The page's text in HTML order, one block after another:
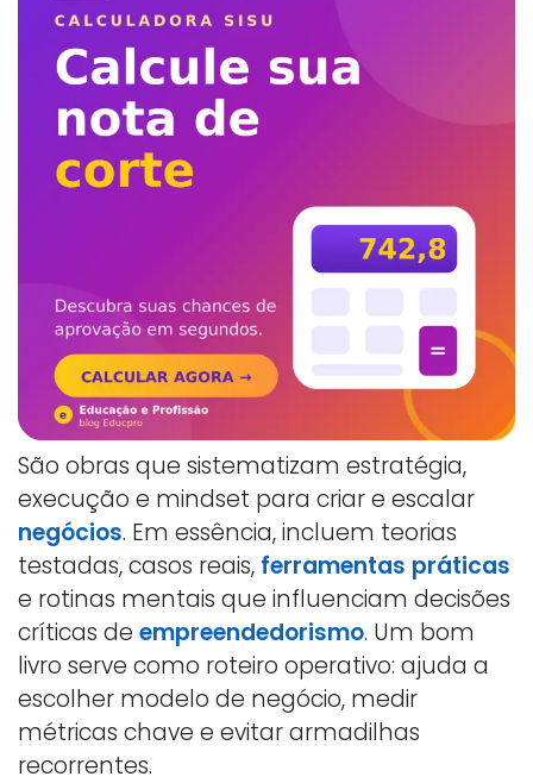
São obras que sistematizam estratégia,
execução e mindset para criar e escalar
negócios. Em essência, incluem teorias
testadas, casos reais, ferramentas práticas
e rotinas mentais que influenciam decisões
críticas de empreendedorismo. Um bom
livro serve como roteiro operativo: ajuda a
escolher modelo de negócio, medir
métricas chave e evitar armadilhas
recorrentes.